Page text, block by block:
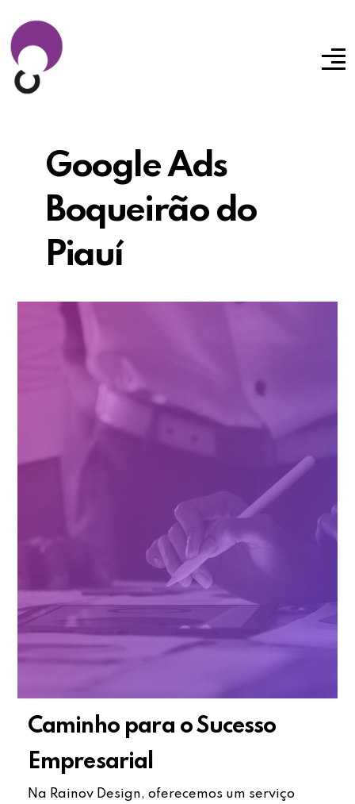
Google Ads
Boqueirão do
Piauí
Caminho para o Sucesso
Empresarial
Na Rainov Design, oferecemos um serviço